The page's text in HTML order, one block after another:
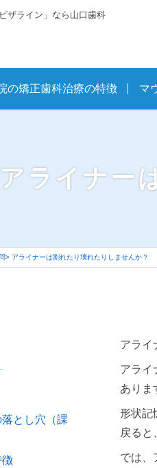
ザライン」なら山口歯科
の矯正歯科治療の特徴 マ
アライナー
アライナーは割れたり壊れたりしませんか？
0
5
2
月
7
山
アライ
アライ
ありま
形状記
戻ると
では、
とし穴（課
徴